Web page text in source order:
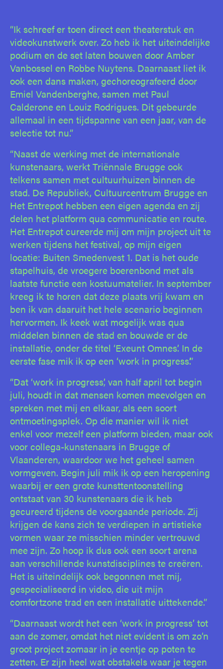
“Ik schreef er toen direct een theaterstuk en
videokunstwerk over. Zo heb ik het uiteindelijke
podium en de set laten bouwen door Amber
Vanbossel en Robbe Nuytens. Daarnaast liet ik
ook een dans maken, gechoreografeerd door
Emiel Vandenberghe, samen met Paul
Calderone en Louiz Rodrigues. Dit gebeurde
allemaal in een tijdspanne van een jaar, van de
selectie tot nu.”
“Naast de werking met de internationale
kunstenaars, werkt Triënnale Brugge ook
telkens samen met cultuurhuizen binnen de
stad. De Republiek, Cultuurcentrum Brugge en
Het Entrepot hebben een eigen agenda en zij
delen het platform qua communicatie en route.
Het Entrepot cureerde mij om mijn project uit te
werken tijdens het festival, op mijn eigen
locatie: Buiten Smedenvest 1. Dat is het oude
stapelhuis, de vroegere boerenbond met als
laatste functie een kostuumatelier. In september
kreeg ik te horen dat deze plaats vrij kwam en
ben ik van daaruit het hele scenario beginnen
hervormen. Ik keek wat mogelijk was qua
middelen binnen de stad en bouwde er de
installatie, onder de titel ‘Exeunt Omnes’. In de
eerste fase mik ik op een ‘work in progress’.”
“Dat ‘work in progress’, van half april tot begin
juli, houdt in dat mensen komen meevolgen en
spreken met mij en elkaar, als een soort
ontmoetingsplek. Op die manier wil ik niet
enkel voor mezelf een platform bieden, maar ook
voor collega-kunstenaars in Brugge of
Vlaanderen, waardoor we het geheel samen
vormgeven. Begin juli mik ik op een heropening
waarbij er een grote kunsttentoonstelling
ontstaat van 30 kunstenaars die ik heb
gecureerd tijdens de voorgaande periode. Zij
krijgen de kans zich te verdiepen in artistieke
vormen waar ze misschien minder vertrouwd
mee zijn. Zo hoop ik dus ook een soort arena
aan verschillende kunstdisciplines te creëren.
Het is uiteindelijk ook begonnen met mij,
gespecialiseerd in video, die uit mijn
comfortzone trad en een installatie uittekende.”
“Daarnaast wordt het een ‘work in progress’ tot
aan de zomer, omdat het niet evident is om zo’n
groot project zomaar in je eentje op poten te
zetten. Er zijn heel wat obstakels waar je tegen